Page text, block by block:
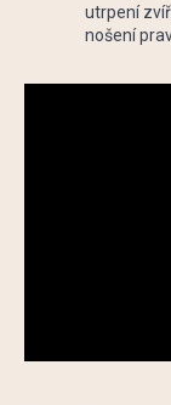
utrpení
nošení